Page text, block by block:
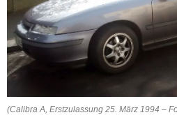
(Calibra A, Erstzulassung 25. März 1994 –